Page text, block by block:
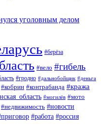
уголовным делом
#берёза
#вело #гибель
#гродно #дальнобойщик #деньга
#кобрин #контрабанда #кража
#могилёв #мото
#недвижимость #новости
#работа #россия